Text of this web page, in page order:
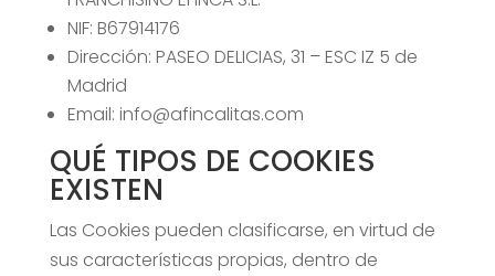
NIF: B67914176
Dirección: PASEO DELICIAS, 31 – ESC IZ 5 de
Madrid
Email: info@afincalitas.com
QUÉ TIPOS DE COOKIES
EXISTEN
Las Cookies pueden clasificarse, en virtud de
sus características propias, dentro de